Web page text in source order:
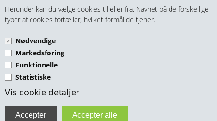
Herunder kan du vælge cookies til eller fra. Navnet på de forskellige
typer af cookies fortæller, hvilket formål de tjener.
Nødvendige
Markedsføring
Funktionelle
Statistiske
Vis cookie detaljer
HANER & VENTILER
SLANGER, KOBLINGER & TILBEHØR
RØR & TILBEHØR
TEKNIK & AUTOMATIK
VA FITTINGS & VENTILER
VANDKOBLINGSVENTILER
PLAST
Vandkoblingsventil Med HAN og HUN kobling